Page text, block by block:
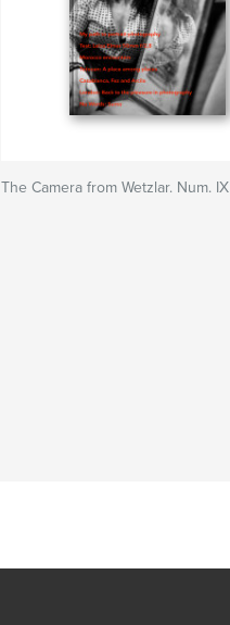
The Camera from Wetzlar. Num. IX